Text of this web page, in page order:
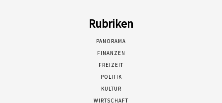
Rubriken
PANORAMA
FINANZEN
FREIZEIT
POLITIK
KULTUR
WIRTSCHAFT